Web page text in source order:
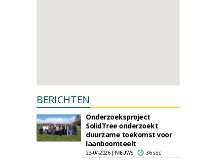
BERICHTEN
Onderzoeksproject
SolidTree onderzoekt
duurzame toekomst voor
laanboomteelt
23-07-2026 | NIEUWS 36 sec